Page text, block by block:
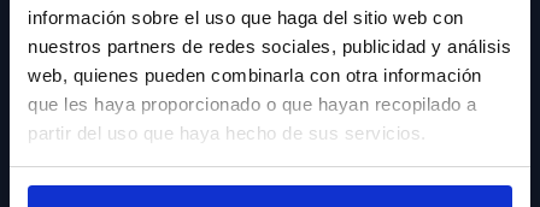
información sobre el uso que haga del sitio web con
nuestros partners de redes sociales, publicidad y análisis
web, quienes pueden combinarla con otra información
que les haya proporcionado o que hayan recopilado a
partir del uso que haya hecho de sus servicios.
Suscríbete y recibe las últimas novedades y ofertas.
Acepto los
Términos y
Condiciones
Suscribirse